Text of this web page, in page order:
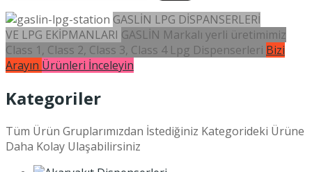
GASLİN LPG DİSPANSERLERİ
VE LPG EKİPMANLARI GASLİN Markalı yerli üretimimiz
Class 1, Class 2, Class 3, Class 4 Lpg Dispenserleri Bizi
Arayın Ürünleri İnceleyin
Kategoriler
Tüm Ürün Gruplarımızdan İstediğiniz Kategorideki Ürüne
Daha Kolay Ulaşabilirsiniz